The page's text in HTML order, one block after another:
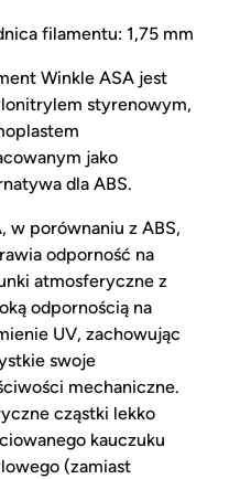
filamentu: 1,75 mm
Winkle ASA jest
styrenowym,
jako
dla ABS.
w porównaniu z ABS,
odporność na
atmosferyczne z
odpornością na
UV, zachowując
swoje
mechaniczne.
cząstki lekko
kauczuku
(zamiast